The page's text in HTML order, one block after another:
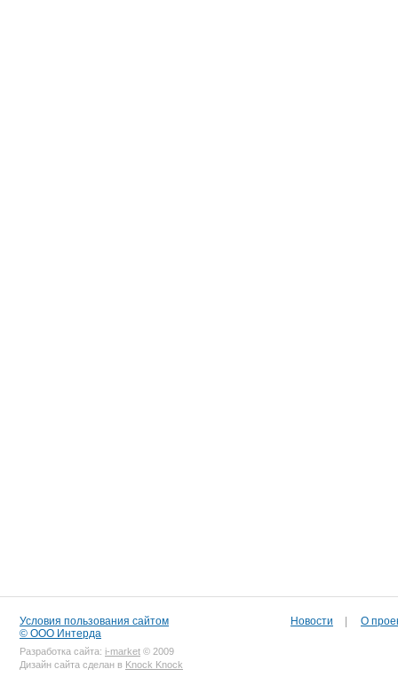
Условия пользования сайтом
© ООО Интерда
Разработка сайта: i-market © 2009
Дизайн сайта сделан в Knock Knock
Новости О